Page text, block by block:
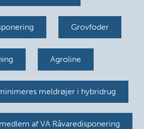
Grovfoder
Agroline
meldrøjer i hybridrug
af VA Råvaredisponering